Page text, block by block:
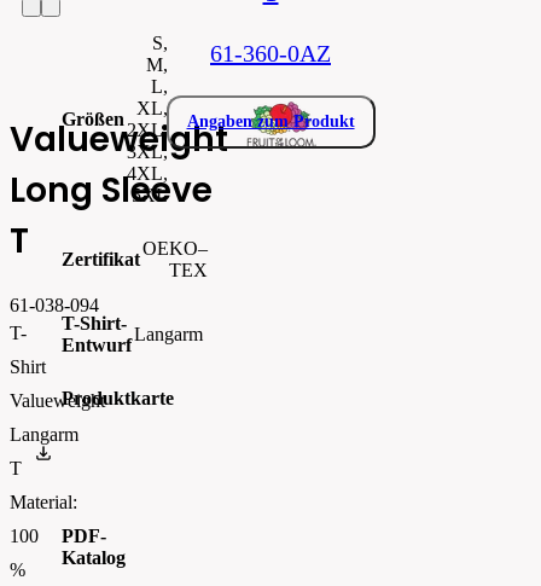
Valueweight
Long Sleeve
T
61-038-094
T-
Shirt
Valueweight
Langarm
T
Material:
100
%
Größen
S,
M,
L,
XL,
2XL,
3XL,
4XL,
5XL
Zertifikat
OEKO–
TEX
T-Shirt-
Entwurf
Langarm
Produktkarte
PDF-
Katalog
61-360-0AZ
Angaben zum Produkt